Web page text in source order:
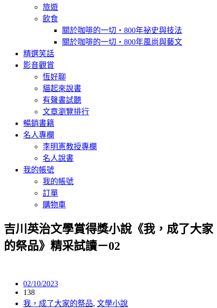
旅遊
飲食
關於咖啡的一切‧800年祕史與技法
關於咖啡的一切‧800年風尚與藝文
精選笑話
影音觀賞
恆好聊
貓起來說書
有聲書試聽
文章瀏覽排行
暢銷書籍
名人專欄
李明憲教授專欄
名人說書
我的帳號
我的帳號
訂單
購物車
吉川英治文學賞得獎小說《我，成了大家
的祭品》精采試讀－02
02/10/2023
138
我，成了大家的祭品, 文學小說